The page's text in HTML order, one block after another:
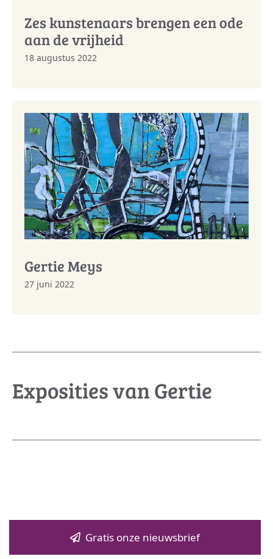
Zes kunstenaars brengen een ode
aan de vrijheid
18 augustus 2022
Gertie Meys
27 juni 2022
Exposities van Gertie
Gratis onze nieuwsbrief